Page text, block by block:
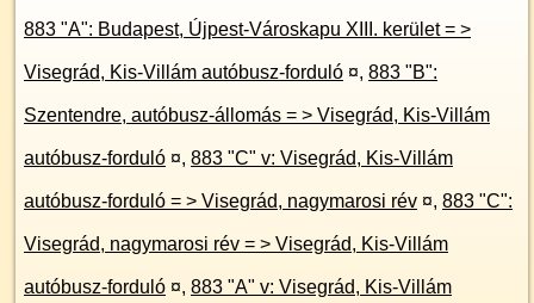
883 "A": Budapest, Újpest-Városkapu XIII. kerület = >
Visegrád, Kis-Villám autóbusz-forduló ¤, 883 "B":
Szentendre, autóbusz-állomás = > Visegrád, Kis-Villám
autóbusz-forduló ¤, 883 "C" v: Visegrád, Kis-Villám
autóbusz-forduló = > Visegrád, nagymarosi rév ¤, 883 "C":
Visegrád, nagymarosi rév = > Visegrád, Kis-Villám
autóbusz-forduló ¤, 883 "A" v: Visegrád, Kis-Villám